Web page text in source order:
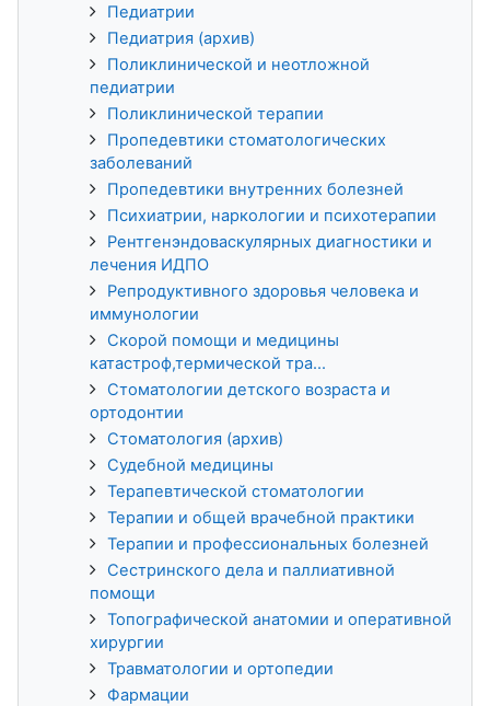
Педиатрии
Педиатрия (архив)
Поликлинической и неотложной
педиатрии
Поликлинической терапии
Пропедевтики стоматологических
заболеваний
Пропедевтики внутренних болезней
Психиатрии, наркологии и психотерапии
Рентгенэндоваскулярных диагностики и
лечения ИДПО
Репродуктивного здоровья человека и
иммунологии
Скорой помощи и медицины
катастроф,термической тра...
Стоматологии детского возраста и
ортодонтии
Стоматология (архив)
Судебной медицины
Терапевтической стоматологии
Терапии и общей врачебной практики
Терапии и профессиональных болезней
Сестринского дела и паллиативной
помощи
Топографической анатомии и оперативной
хирургии
Травматологии и ортопедии
Фармации